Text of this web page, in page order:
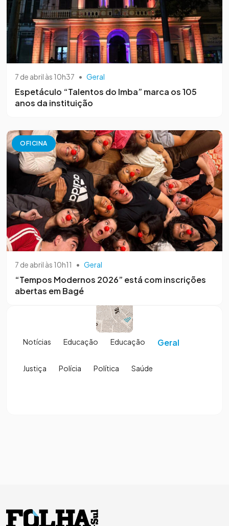
7 de abril às 10h37 • Geral
Espetáculo “Talentos do Imba” marca os 105
anos da instituição
OFICINA
7 de abril às 10h11 • Geral
“Tempos Modernos 2026” está com inscrições
abertas em Bagé
Notícias Educação Educação Geral
Justiça Polícia Política Saúde